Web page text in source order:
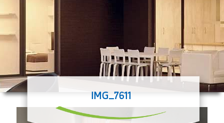
IMG_7611